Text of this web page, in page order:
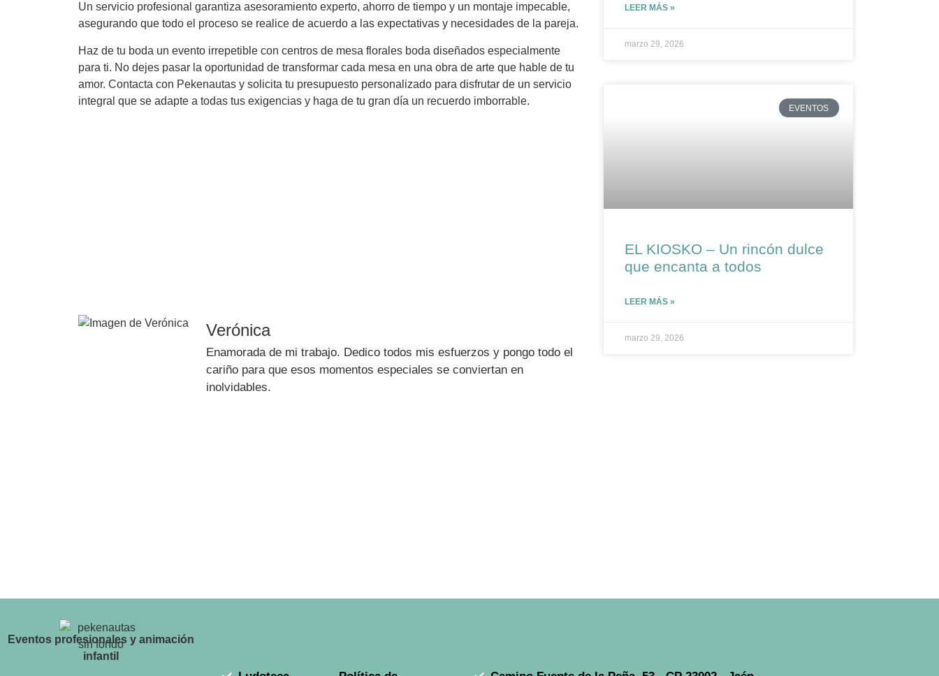
Un servicio profesional garantiza asesoramiento experto, ahorro de tiempo y un montaje impecable,
asegurando que todo el proceso se realice de acuerdo a las expectativas y necesidades de la pareja.
Haz de tu boda un evento irrepetible con centros de mesa florales boda diseñados especialmente
para ti. No dejes pasar la oportunidad de transformar cada mesa en una obra de arte que hable de tu
amor. Contacta con Pekenautas y solicita tu presupuesto personalizado para disfrutar de un servicio
integral que se adapte a todas tus exigencias y haga de tu gran día un recuerdo imborrable.
Verónica
Enamorada de mi trabajo. Dedico todos mis esfuerzos y pongo todo el
cariño para que esos momentos especiales se conviertan en
inolvidables.
LEER MÁS »
marzo 29, 2026
EVENTOS
EL KIOSKO – Un rincón dulce
que encanta a todos
LEER MÁS »
marzo 29, 2026
Eventos profesionales y animación
infantil